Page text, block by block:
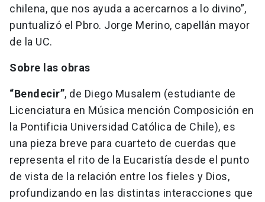
chilena, que nos ayuda a acercarnos a lo divino”,
puntualizó el Pbro. Jorge Merino, capellán mayor
de la UC.
Sobre las obras
“Bendecir”, de Diego Musalem (estudiante de
Licenciatura en Música mención Composición en
la Pontificia Universidad Católica de Chile), es
una pieza breve para cuarteto de cuerdas que
representa el rito de la Eucaristía desde el punto
de vista de la relación entre los fieles y Dios,
profundizando en las distintas interacciones que